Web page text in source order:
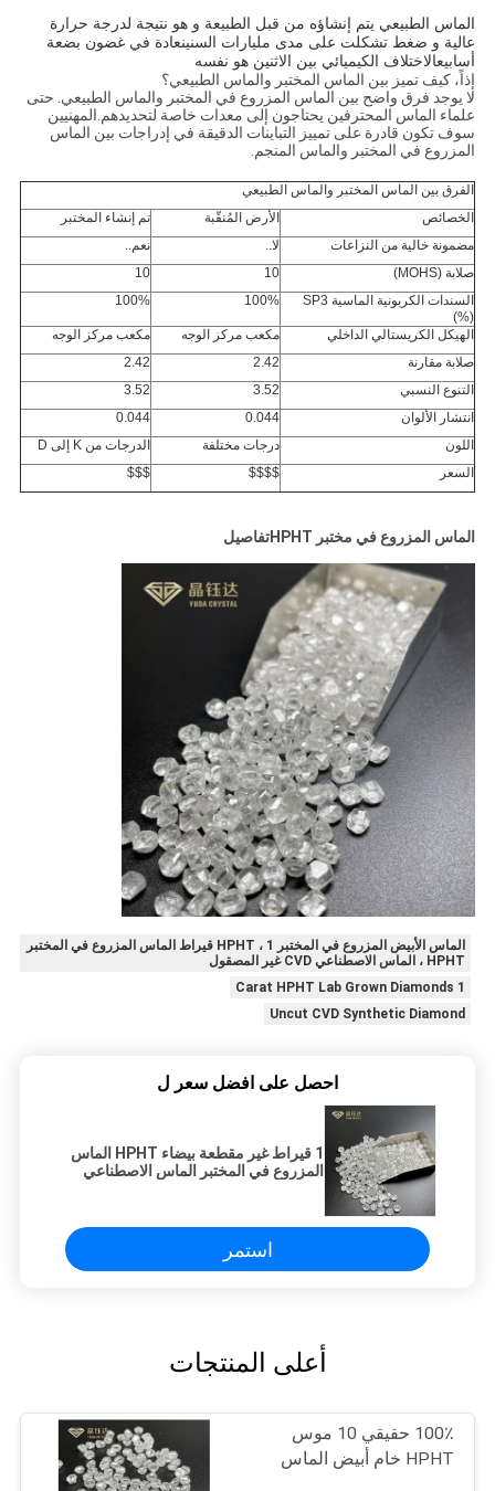
الماس الطبيعي يتم إنشاؤه من قبل الطبيعة و هو نتيجة لدرجة حرارة
عالية و ضغط تشكلت على مدى مليارات السنينعادة في غضون بضعة
أسابيعالاختلاف الكيميائي بين الاثنين هو نفسه
إذاً، كيف تميز بين الماس المختبر والماس الطبيعي؟
لا يوجد فرق واضح بين الماس المزروع في المختبر والماس الطبيعي. حتى
علماء الماس المحترفين يحتاجون إلى معدات خاصة لتحديدهم.المهنيين
سوف تكون قادرة على تمييز التباينات الدقيقة في إدراجات بين الماس
المزروع في المختبر والماس المنجم.
الفرق بين الماس المختبر والماس الطبيعي
الخصائص
الأرض المُنقّبة
تم إنشاء المختبر
مضمونة خالية من النزاعات
لا..
نعم..
صلابة (MOHS)
10
10
السندات الكربونية الماسية SP3
(%)
100%
100%
الهيكل الكريستالي الداخلي مكعب مركز الوجه
مكعب مركز الوجه
صلابة مقارنة
2.42
2.42
التنوع النسبي
3.52
3.52
انتشار الألوان
0.044
0.044
اللون
درجات مختلفة
الدرجات من K إلى D
السعر
$$$$
$$$
الماس المزروع في مختبر HPHT تفاصيل
الماس الأبيض المزروع في المختبر HPHT ، 1 قيراط الماس المزروع في المختبر
HPHT ، الماس الاصطناعي CVD غير المصقول
1 Carat HPHT Lab Grown Diamonds
Uncut CVD Synthetic Diamond
احصل على افضل سعر ل
1 قيراط غير مقطعة بيضاء HPHT الماس
المزروع في المختبر الماس الاصطناعي
استمر
أعلى المنتجات
100٪ حقيقي 10 موس
HPHT خام أبيض الماس